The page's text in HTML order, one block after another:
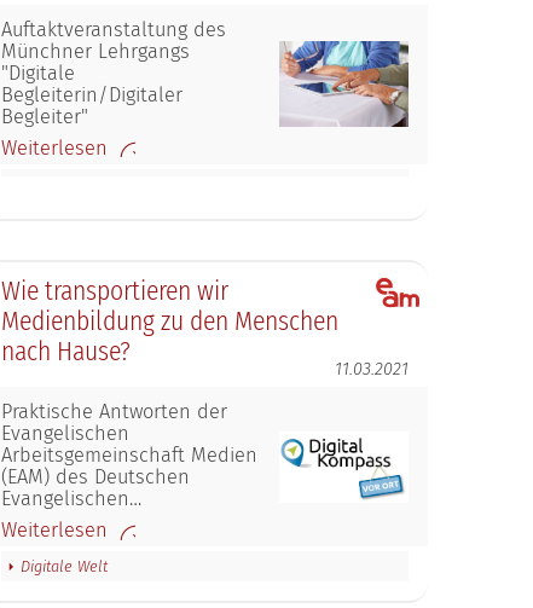
Auftaktveranstaltung des
Münchner Lehrgangs
"Digitale
Begleiterin/Digitaler
Begleiter"
Weiterlesen
Wie transportieren wir
Medienbildung zu den Menschen
nach Hause?
11.03.2021
Praktische Antworten der
Evangelischen
Arbeitsgemeinschaft Medien
(EAM) des Deutschen
Evangelischen…
Weiterlesen
Digitale Welt